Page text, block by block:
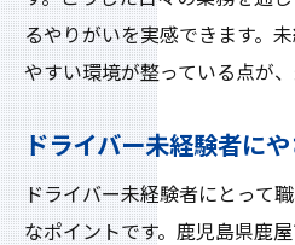
るやりがいを実感できます。
やすい環境が整っている点が、
ドライバー未経験者に
ドライバー未経験者にとって
なポイントです。鹿児島県鹿